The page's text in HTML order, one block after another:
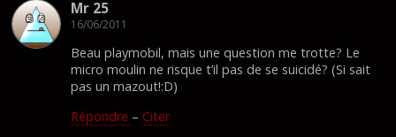
Mr 25
16/06/2011
Beau playmobil, mais une question me trotte? Le
micro moulin ne risque t’il pas de se suicidé? (Si sait
pas un mazout!:D)
Répondre – Citer